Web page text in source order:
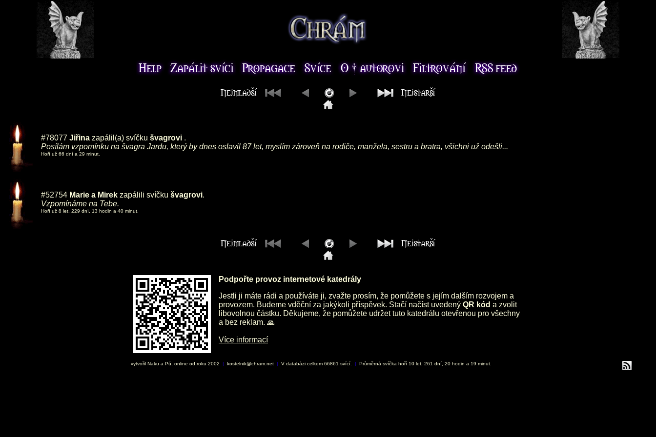
#78077 Jiřina zapálil(a) svíčku švagrovi .
Posílám vzpomínku na švagra Jardu, který by dnes oslavil 87 let, myslím zároveň na rodiče, manžela, sestru a bratra, všichni už odešli...
Hoří už 66 dní a 29 minut.
#52754 Marie a Mirek zapálili svíčku švagrovi.
Vzpomínáme na Tebe.
Hoří už 8 let, 229 dní, 13 hodin a 40 minut.
Podpořte provoz internetové katedrály
Jestli ji máte rádi a používáte ji, zvažte prosím, že pomůžete s jejím dalším rozvojem a
provozem. Budeme vděční za jakýkoli příspěvek. Stačí načíst uvedený QR kód a zvolit
libovolnou částku. Děkujeme, že pomůžete udržet tuto katedrálu otevřenou pro všechny
a bez reklam. 🙏
Více informací
vytvořil Naku a Pú, online od roku 2002 | kostelnik@chram.net | V databázi celkem 66861 svící. | Průměrná svíčka hoří 10 let, 261 dní, 20 hodin a 19 minut.